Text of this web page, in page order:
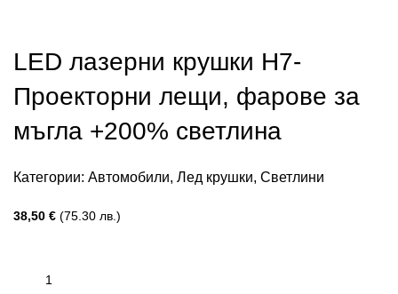
LED лазерни крушки Н7-
Проекторни лещи, фарове за
мъгла +200% светлина
Категории: Автомобили, Лед крушки, Светлини
38,50 € (75.30 лв.)